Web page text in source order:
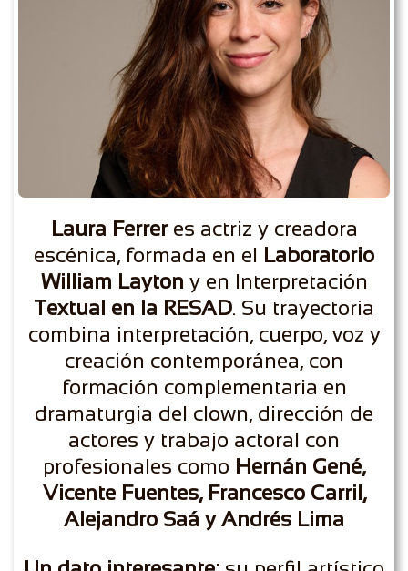
Laura Ferrer es actriz y creadora
escénica, formada en el Laboratorio
William Layton y en Interpretación
Textual en la RESAD. Su trayectoria
combina interpretación, cuerpo, voz y
creación contemporánea, con
formación complementaria en
dramaturgia del clown, dirección de
actores y trabajo actoral con
profesionales como Hernán Gené,
Vicente Fuentes, Francesco Carril,
Alejandro Saá y Andrés Lima